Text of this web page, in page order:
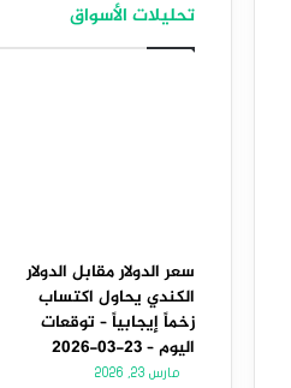
تحليلات الأسواق
سعر الدولار مقابل الدولار
الكندي يحاول اكتساب
زخماً إيجابياً – توقعات
اليوم – 23-03-2026
مارس 23, 2026